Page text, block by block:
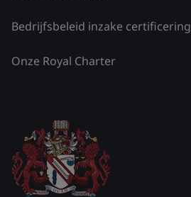
Bedrijfsbeleid inzake certificering
Onze Royal Charter